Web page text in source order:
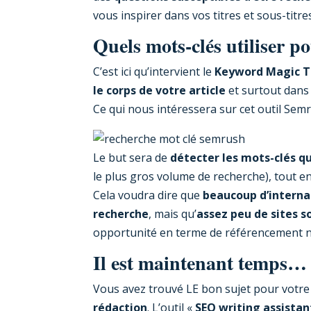
vous inspirer dans vos titres et sous-
Quels mots-clés utiliser
C’est ici qu’intervient le Keyword Magic
le corps de votre article et surtout
Ce qui nous intéressera sur cet outil
Le but sera de détecter les mots-clés
le plus gros volume de recherche), tout
Cela voudra dire que beaucoup
recherche, mais qu’assez peu de sites
opportunité en terme de référencement
Il est maintenant temps…
Vous avez trouvé LE bon sujet pour
rédaction. L’outil « SEO writing